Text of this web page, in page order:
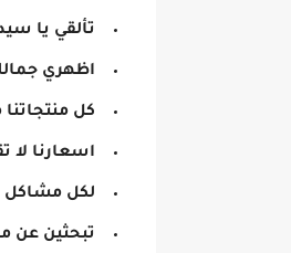
تألقي يا
اظهري
كل
اسعارنا لا
لكل مشاكل
تبحثين عن